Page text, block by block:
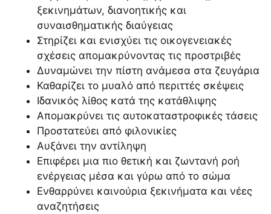
ξεκινημάτων, διανοητικής και
συναισθηματικής διαύγειας
Στηρίζει και ενισχύει τις οικογενειακές
σχέσεις απομακρύνοντας τις προστριβές
Δυναμώνει την πίστη ανάμεσα στα ζευγάρια
Καθαρίζει το μυαλό από περιττές σκέψεις
Ιδανικός λίθος κατά της κατάθλιψης
Απομακρύνει τις αυτοκαταστροφικές τάσεις
Προστατεύει από φιλονικίες
Αυξάνει την αντίληψη
Επιφέρει μια πιο θετική και ζωντανή ροή
ενέργειας μέσα και γύρω από το σώμα
Ενθαρρύνει καινούρια ξεκινήματα και νέες
αναζητήσεις